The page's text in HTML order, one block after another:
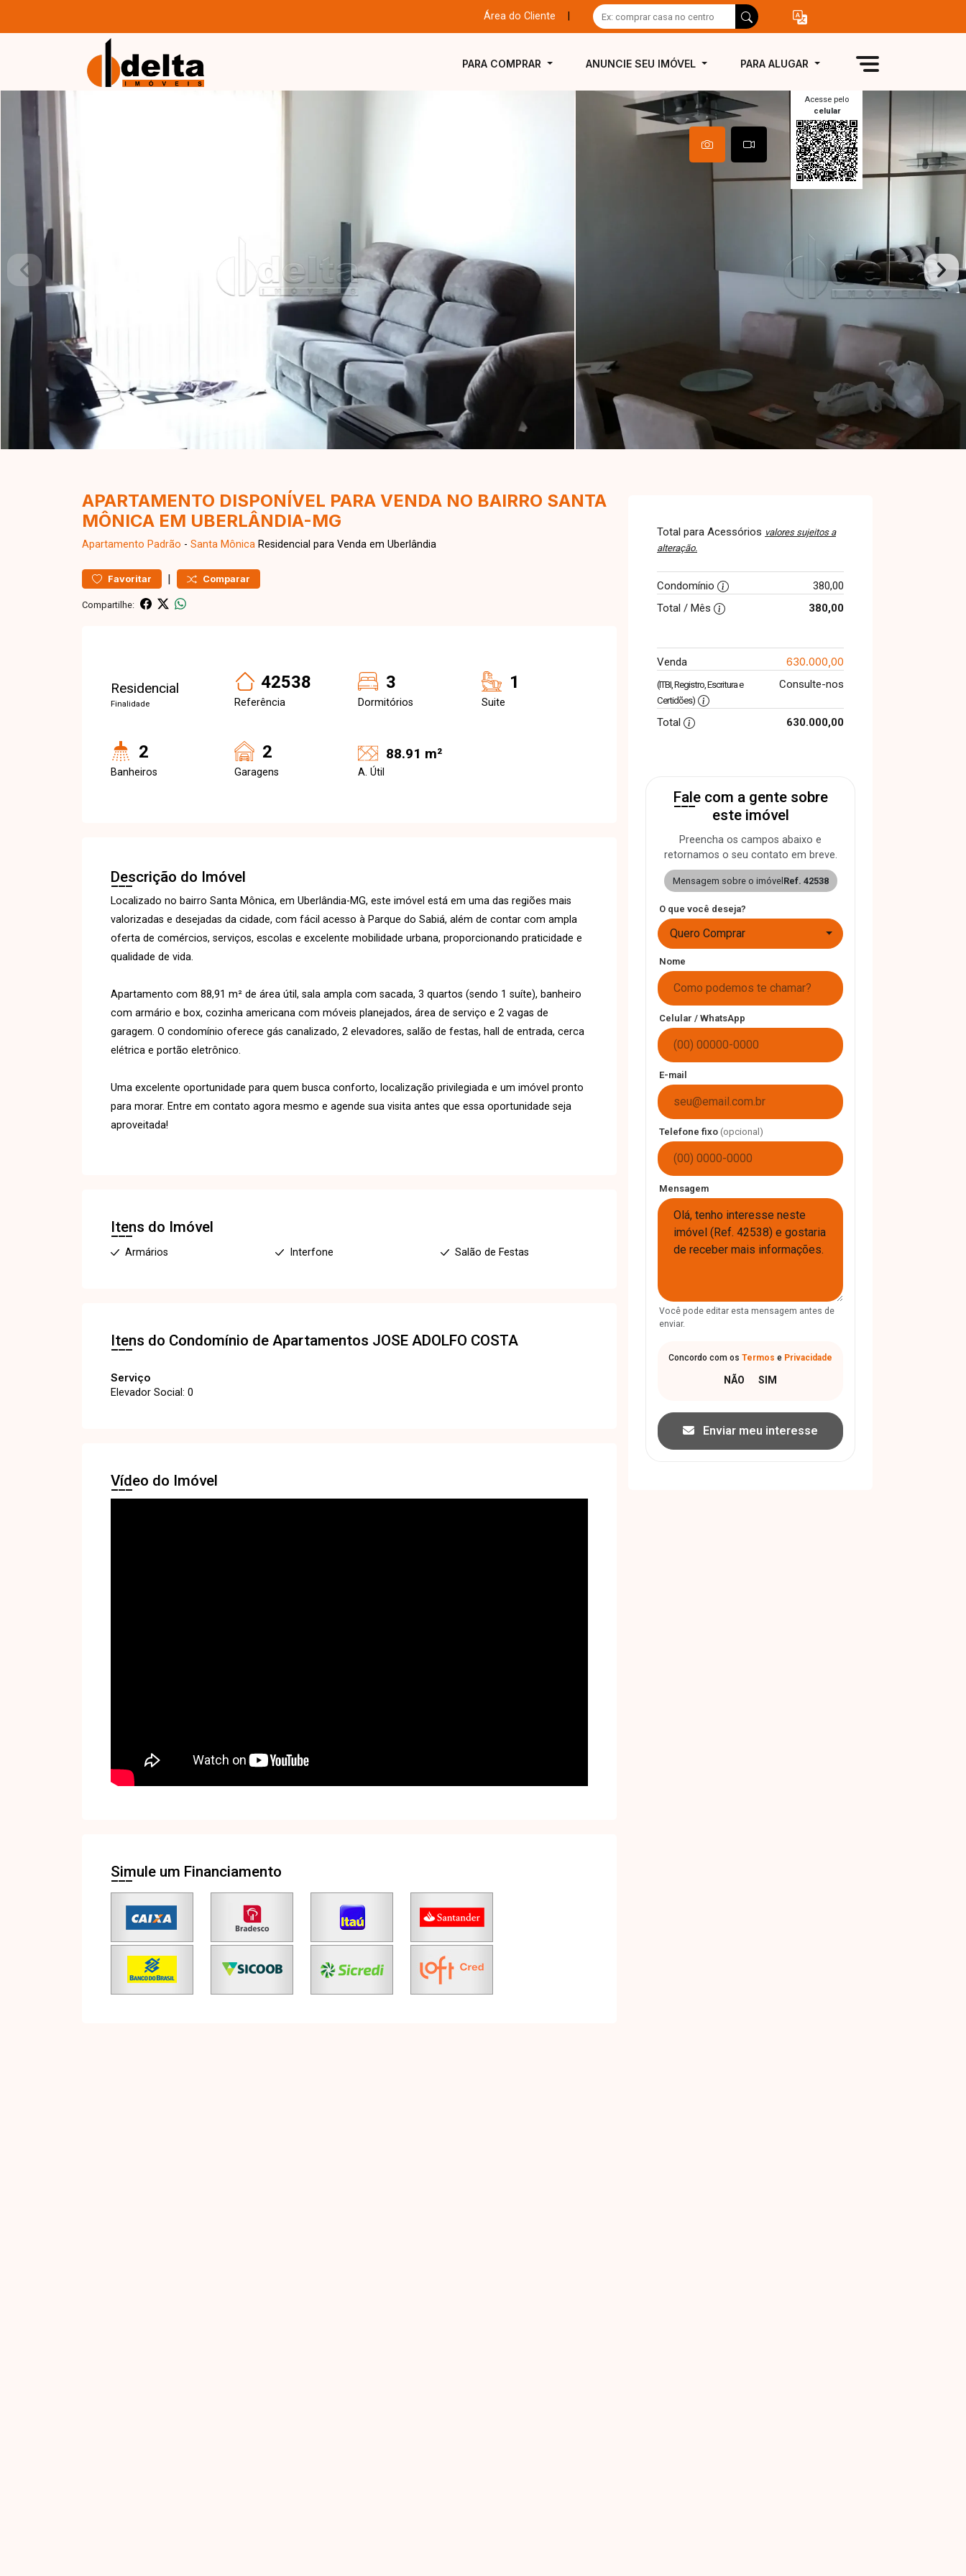
Área do Cliente
PARA COMPRAR ANUNCIE SEU IMÓVEL PARA ALUGAR
Acesse pelo
celular
APARTAMENTO DISPONÍVEL PARA VENDA NO BAIRRO SANTA
MÔNICA EM UBERLÂNDIA-MG
Apartamento Padrão - Santa Mônica Residencial para Venda em Uberlândia
Favoritar | Comparar
Compartilhe:
Residencial
Finalidade
42538
Referência
3
Dormitórios
1
Suite
2
Banheiros
2
Garagens
88.91 m²
A. Útil
Descrição do Imóvel
Localizado no bairro Santa Mônica, em Uberlândia-MG, este imóvel está em uma das regiões mais
valorizadas e desejadas da cidade, com fácil acesso à Parque do Sabiá, além de contar com ampla
oferta de comércios, serviços, escolas e excelente mobilidade urbana, proporcionando praticidade e
qualidade de vida.
Apartamento com 88,91 m² de área útil, sala ampla com sacada, 3 quartos (sendo 1 suíte), banheiro
com armário e box, cozinha americana com móveis planejados, área de serviço e 2 vagas de
garagem. O condomínio oferece gás canalizado, 2 elevadores, salão de festas, hall de entrada, cerca
elétrica e portão eletrônico.
Uma excelente oportunidade para quem busca conforto, localização privilegiada e um imóvel pronto
para morar. Entre em contato agora mesmo e agende sua visita antes que essa oportunidade seja
aproveitada!
Itens do Imóvel
Armários Interfone Salão de Festas
Itens do Condomínio de Apartamentos JOSE ADOLFO COSTA
Serviço
Elevador Social: 0
Vídeo do Imóvel
Simule um Financiamento
Total para Acessórios valores sujeitos a
alteração.
Condomínio
380,00
Total / Mês
380,00
Venda 630.000,00
(ITBI, Registro, Escritura e
Certidões)
Consulte-nos
Total 630.000,00
Fale com a gente sobre
este imóvel
Preencha os campos abaixo e
retornamos o seu contato em breve.
Mensagem sobre o imóvel Ref. 42538
O que você deseja?
Quero Comprar
Nome
Celular / WhatsApp
E-mail
Telefone fixo (opcional)
Mensagem
Você pode editar esta mensagem antes de
enviar.
Concordo com os Termos e Privacidade
Enviar meu interesse